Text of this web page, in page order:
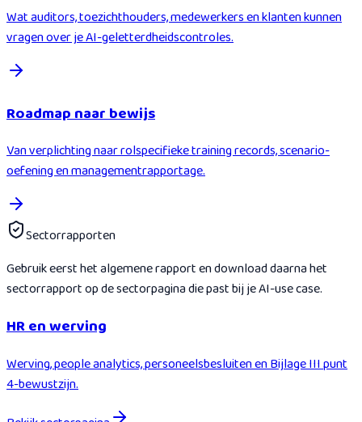
Wat auditors, toezichthouders, medewerkers en klanten kunnen
vragen over je AI-geletterdheidscontroles.
Roadmap naar bewijs
Van verplichting naar rolspecifieke training records, scenario-
oefening en managementrapportage.
Sectorrapporten
Gebruik eerst het algemene rapport en download daarna het
sectorrapport op de sectorpagina die past bij je AI-use case.
HR en werving
Werving, people analytics, personeelsbesluiten en Bijlage III punt
4-bewustzijn.